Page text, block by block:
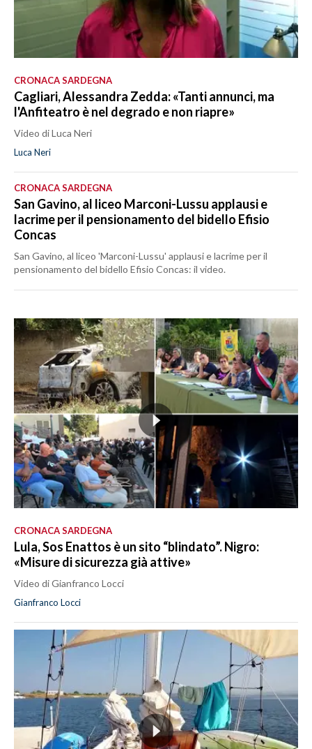
CRONACA SARDEGNA
Cagliari, Alessandra Zedda: «Tanti annunci, ma
l'Anfiteatro è nel degrado e non riapre»
Video di Luca Neri
Luca Neri
CRONACA SARDEGNA
San Gavino, al liceo Marconi-Lussu applausi e
lacrime per il pensionamento del bidello Efisio
Concas
San Gavino, al liceo 'Marconi-Lussu' applausi e lacrime per il
pensionamento del bidello Efisio Concas: il video.
CRONACA SARDEGNA
Lula, Sos Enattos è un sito “blindato”. Nigro:
«Misure di sicurezza già attive»
Video di Gianfranco Locci
Gianfranco Locci